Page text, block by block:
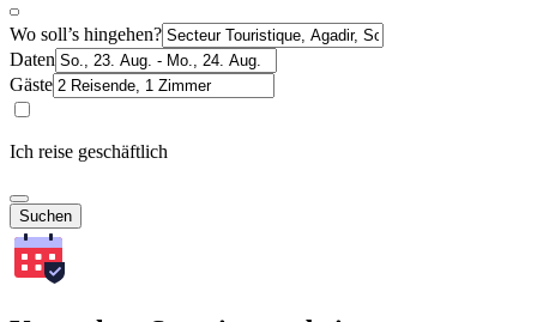
Wo soll’s hingehen?
Daten
Gäste
Ich reise geschäftlich
Suchen